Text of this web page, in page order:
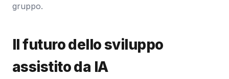
gruppo.
Il futuro dello sviluppo
assistito da IA